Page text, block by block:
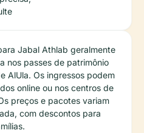
Jabal Athlab geralmente
nos passes de patrimônio
AlUla. Os ingressos podem
online ou nos centros de
preços e pacotes variam
com descontos para